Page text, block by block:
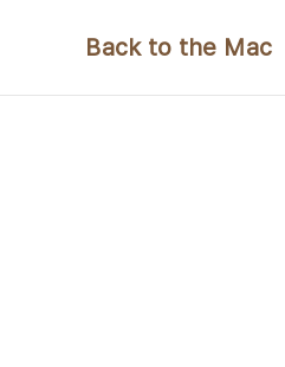
Back to the Mac